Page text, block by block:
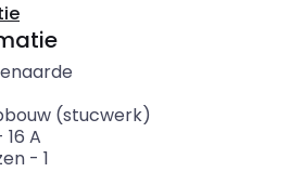
(stucwerk)
16 A
- 1